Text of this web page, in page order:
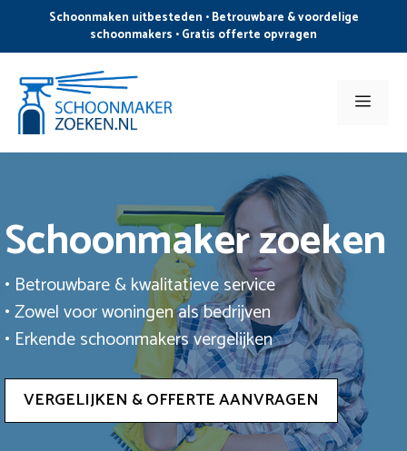
de
inhoud
Schoonmaken uitbesteden • Betrouwbare & voordelige
schoonmakers • Gratis offerte opvragen
Menu
Schoonmaker zoeken
• Betrouwbare & kwalitatieve service
• Zowel voor woningen als bedrijven
• Erkende schoonmakers vergelijken
VERGELIJKEN & OFFERTE AANVRAGEN